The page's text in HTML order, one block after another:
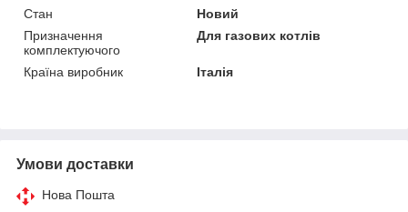
Стан
Новий
Призначення
комплектуючого
Для газових котлів
Країна виробник Італія
Умови доставки
Нова Пошта